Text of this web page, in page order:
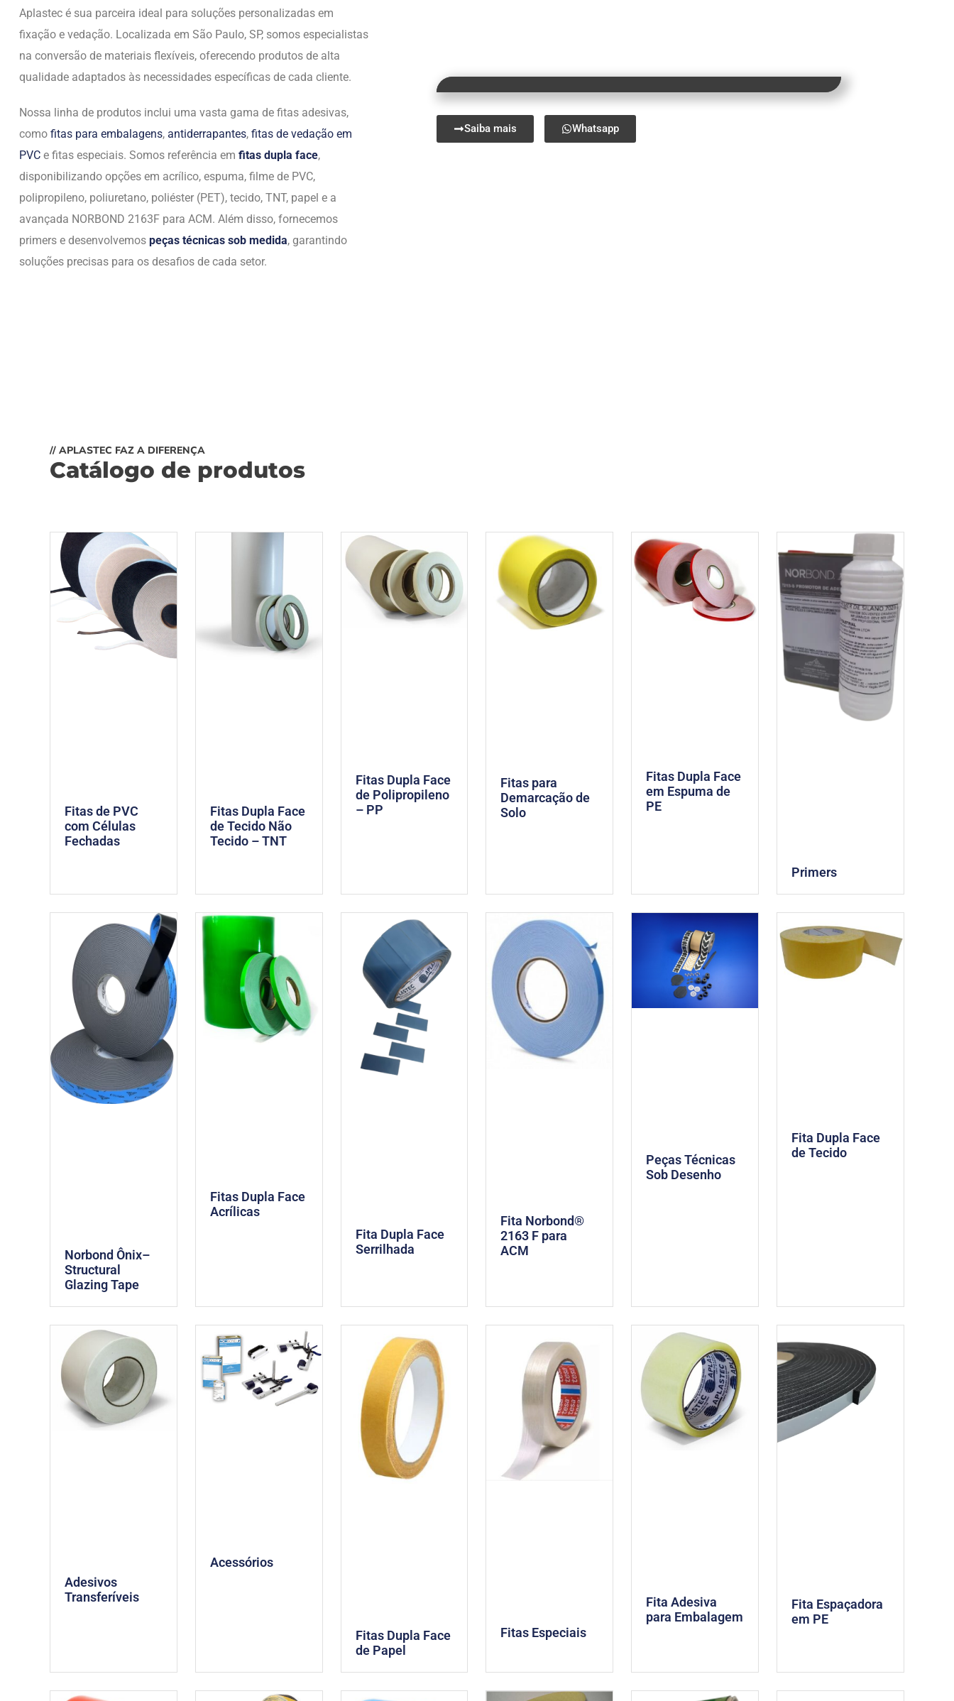
Aplastec é sua parceira ideal para soluções personalizadas em
fixação e vedação. Localizada em São Paulo, SP, somos especialistas
na conversão de materiais flexíveis, oferecendo produtos de alta
qualidade adaptados às necessidades específicas de cada cliente.
Nossa linha de produtos inclui uma vasta gama de fitas adesivas,
como fitas para embalagens, antiderrapantes, fitas de vedação em
PVC e fitas especiais. Somos referência em fitas dupla face,
disponibilizando opções em acrílico, espuma, filme de PVC,
polipropileno, poliuretano, poliéster (PET), tecido, TNT, papel e a
avançada NORBOND 2163F para ACM. Além disso, fornecemos
primers e desenvolvemos peças técnicas sob medida, garantindo
soluções precisas para os desafios de cada setor.
Saiba mais Whatsapp
// APLASTEC FAZ A DIFERENÇA
Catálogo de produtos
Fitas de PVC
com Células
Fechadas
Fitas Dupla Face
de Tecido Não
Tecido – TNT
Fitas Dupla Face
de Polipropileno
– PP
Fitas para
Demarcação de
Solo
Fitas Dupla Face
em Espuma de
PE
Primers
Norbond Ônix–
Structural
Glazing Tape
Fitas Dupla Face
Acrílicas
Fita Dupla Face
Serrilhada
Fita Norbond®
2163 F para
ACM
Peças Técnicas
Sob Desenho
Fita Dupla Face
de Tecido
Adesivos
Transferíveis
Acessórios
Fitas Dupla Face
de Papel
Fitas Especiais
Fita Adesiva
para Embalagem
Fita Espaçadora
em PE